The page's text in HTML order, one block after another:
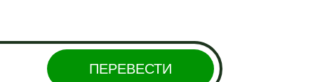
ПЕРЕВЕСТИ